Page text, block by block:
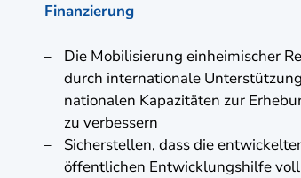
Finanzierung
Die Mobilisierung einheimischer
durch internationale
nationalen Kapazitäten zur
zu verbessern
Sicherstellen, dass die
öffentlichen Entwicklungshilfe